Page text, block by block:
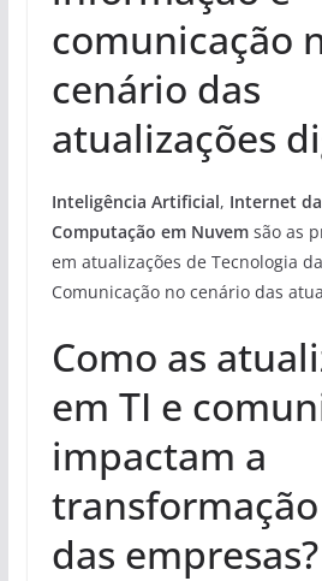
comunicação
cenário das
atualizações
Inteligência Artificial, Internet
Computação em Nuvemsão as
em atualizações de Tecnologia
Comunicação no cenário das
Como as
em TI e
impactam a
das empresas?